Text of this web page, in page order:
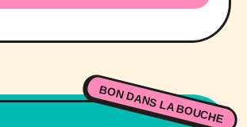
BON DANS LA BOUCHE